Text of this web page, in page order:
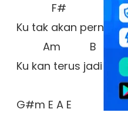
            F#
Ku tak akan pernah
Am          B
Ku kan terus jadi
G#m E A E